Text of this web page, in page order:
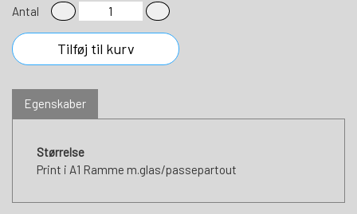
Antal
Tilføj til kurv
Egenskaber
Størrelse
Print i A1 Ramme m.glas/passepartout